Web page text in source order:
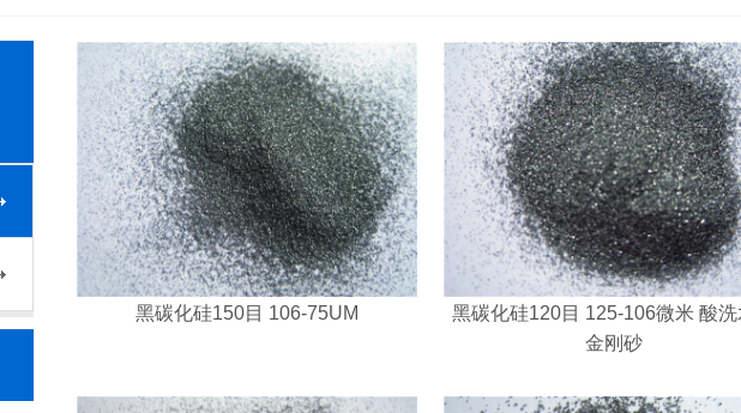
黑碳化硅150目 106-75UM
黑碳化硅120目 125-106微米 酸
金刚砂